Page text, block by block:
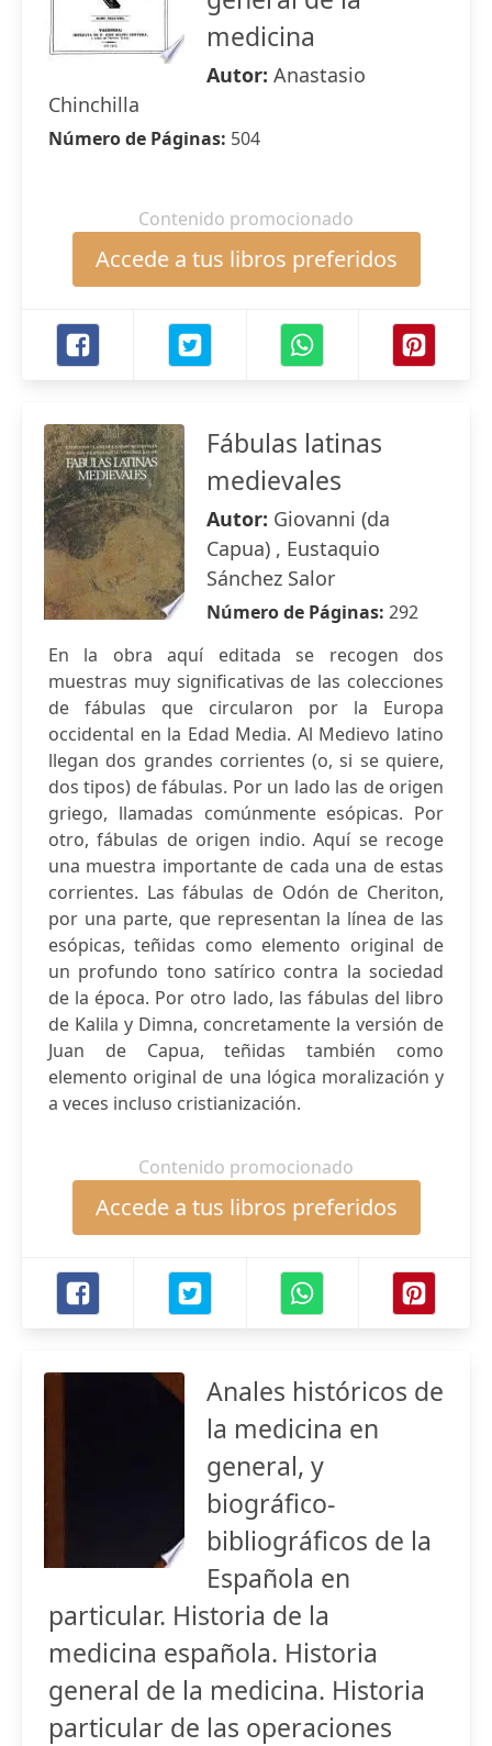
medicina
Autor: Anastasio
Chinchilla
Número de Páginas: 504
Contenido promocionado
Accede a tus libros preferidos
Fábulas latinas
medievales
Autor: Giovanni (da
Capua) , Eustaquio
Sánchez Salor
Número de Páginas: 292
En la obra aquí editada se recogen dos
muestras muy significativas de las colecciones
de fábulas que circularon por la Europa
occidental en la Edad Media. Al Medievo latino
llegan dos grandes corrientes (o, si se quiere,
dos tipos) de fábulas. Por un lado las de origen
griego, llamadas comúnmente esópicas. Por
otro, fábulas de origen indio. Aquí se recoge
una muestra importante de cada una de estas
corrientes. Las fábulas de Odón de Cheriton,
por una parte, que representan la línea de las
esópicas, teñidas como elemento original de
un profundo tono satírico contra la sociedad
de la época. Por otro lado, las fábulas del libro
de Kalila y Dimna, concretamente la versión de
Juan de Capua, teñidas también como
elemento original de una lógica moralización y
a veces incluso cristianización.
Contenido promocionado
Accede a tus libros preferidos
Anales históricos de
la medicina en
general, y
biográfico-
bibliográficos de la
Española en
particular. Historia de la
medicina española. Historia
general de la medicina. Historia
particular de las operaciones